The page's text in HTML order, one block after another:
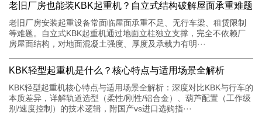
老旧厂房也能装KBK起重机？自立式结构破解屋面承重难题
老旧厂房安装起重设备常面临屋面承重不足、无行车梁、租赁限制
等难题。自立式KBK起重机通过地面立柱独立支撑，完全不依赖厂
房屋面结构，对地面混凝土强度、厚度及承载力有明···
KBK轻型起重机是什么？核心特点与适用场景全解析
KBK轻型起重机核心特点与适用场景全解析：深度对比KBK与行车的
本质差异，详解轨道选型（柔性/刚性/铝合金）、葫芦配置（工作级
别/速度控制）的技术逻辑，附国产vs进口选购指···